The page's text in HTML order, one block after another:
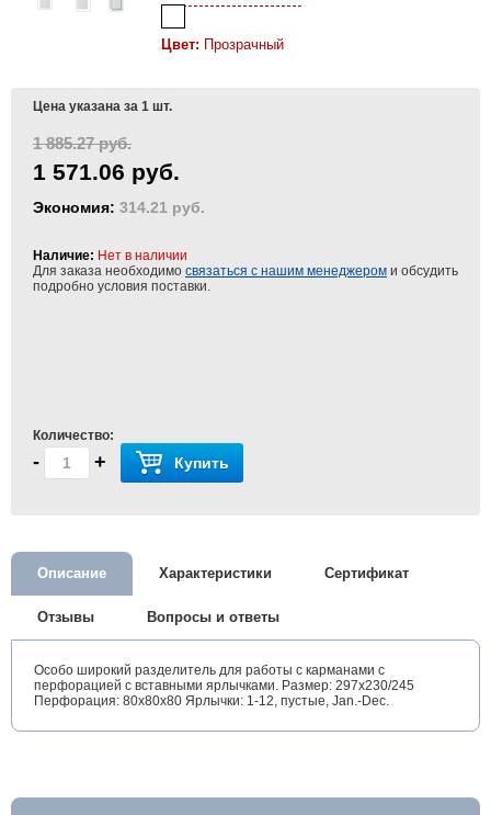
Цвет: Прозрачный
Цена указана за 1 шт.
1 885.27 руб.
1 571.06 руб.
Экономия: 314.21 руб.
Наличие: Нет в наличии
Для заказа необходимо связаться с нашим менеджером и обсудить
подробно условия поставки.
Количество:
- + Купить
Описание Характеристики Сертификат
Отзывы Вопросы и ответы
Особо широкий разделитель для работы с карманами с
перфорацией с вставными ярлычками. Размер: 297x230/245
Перфорация: 80x80x80 Ярлычки: 1-12, пустые, Jan.-Dec.